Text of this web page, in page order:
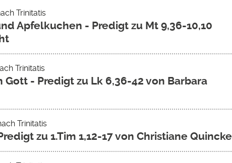
Trinitatis
Apfelkuchen - Predigt zu Mt 9,36-10,10
Trinitatis
Gott - Predigt zu Lk 6,36-42 von Barbara
Trinitatis
zu 1.Tim 1,12-17 von Christiane Quincke